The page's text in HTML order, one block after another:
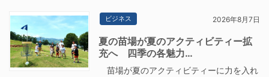
ビジネス 2026年8月7日
夏の苗場が夏のアクティビティー拡
充へ 四季の各魅力…
苗場が夏のアクティビティーに力を入れ